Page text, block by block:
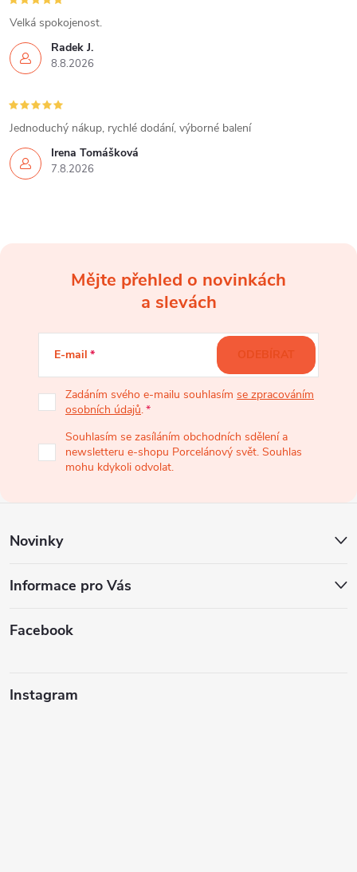
v
k
y
v
ý
p
Radek J.
8.8.2026
Velká spokojenost.
Irena Tomášková
7.8.2026
Jednoduchý nákup, rychlé dodání, výborné balení
í
Mějte přehled o novinkách
a slevách
E-mail
Zadáním svého e-mailu souhlasím se zpracováním
osobních údajů.
Souhlasím se zasíláním obchodních sdělení a
newsletteru e-shopu Porcelánový svět. Souhlas
mohu kdykoli odvolat.
ODEBÍRAT
Novinky
Informace pro Vás
Facebook
Instagram